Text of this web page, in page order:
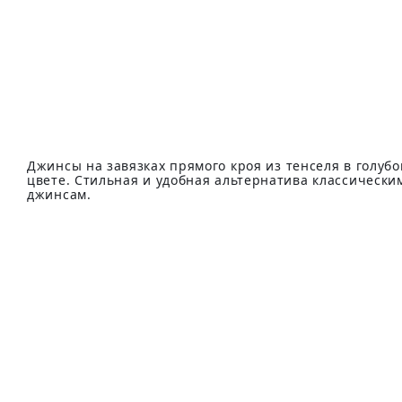
Джинсы на завязках прямого кроя из тенселя в
цвете. Стильная и удобная альтернатива
джинсам.